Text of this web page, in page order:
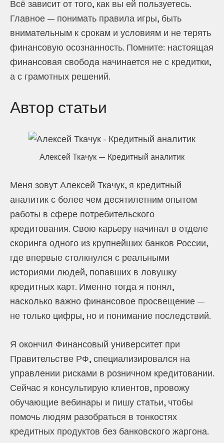
Всё зависит от того, как вы ей пользуетесь.
Главное — понимать правила игры, быть
внимательным к срокам и условиям и не терять
финансовую осознанность. Помните: настоящая
финансовая свобода начинается не с кредитки,
а с грамотных решений.
Автор статьи
Алексей Ткачук — Кредитный аналитик
Меня зовут Алексей Ткачук, я кредитный
аналитик с более чем десятилетним опытом
работы в сфере потребительского
кредитования. Свою карьеру начинал в отделе
скоринга одного из крупнейших банков России,
где впервые столкнулся с реальными
историями людей, попавших в ловушку
кредитных карт. Именно тогда я понял,
насколько важно финансовое просвещение —
не только цифры, но и понимание последствий.
Я окончил Финансовый университет при
Правительстве РФ, специализировался на
управлении рисками в розничном кредитовании.
Сейчас я консультирую клиентов, провожу
обучающие вебинары и пишу статьи, чтобы
помочь людям разобраться в тонкостях
кредитных продуктов без банковского жаргона.